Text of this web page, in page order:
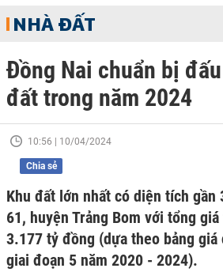
NHÀ ĐẤT
Đồng Nai chuẩn bị
đất trong năm 2024
10:56 | 10/04/2024
Chia sẻ
Khu đất lớn nhất có diện tích gần
61, huyện Trảng Bom với tổng
3.177 tỷ đồng (dựa theo bảng
giai đoạn 5 năm 2020 - 2024).